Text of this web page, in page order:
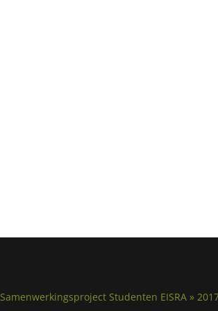
Samenwerkingsproject Studenten EISRA »